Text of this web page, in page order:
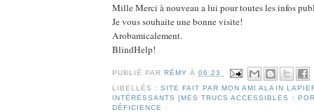
Mille Merci à nouveau a lui pour toutes les infos
Je vous souhaite une bonne visite!
Arobamicalement.
BlindHelp!
PUBLIÉ PARRÉMYÀ06:23
LIBELLÉS :SITE FAIT PAR MON AMI ALAIN
INTÉRESSANTS [MES TRUCS ACCESSIBLES :
DÉFICIENCE